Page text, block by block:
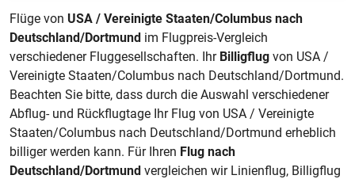
Flüge von USA / Vereinigte Staaten/Columbus nach
Deutschland/Dortmund im Flugpreis-Vergleich
verschiedener Fluggesellschaften. Ihr Billigflug von USA /
Vereinigte Staaten/Columbus nach Deutschland/Dortmund.
Beachten Sie bitte, dass durch die Auswahl verschiedener
Abflug- und Rückflugtage Ihr Flug von USA / Vereinigte
Staaten/Columbus nach Deutschland/Dortmund erheblich
billiger werden kann. Für Ihren Flug nach
Deutschland/Dortmund vergleichen wir Linienflug, Billigflug